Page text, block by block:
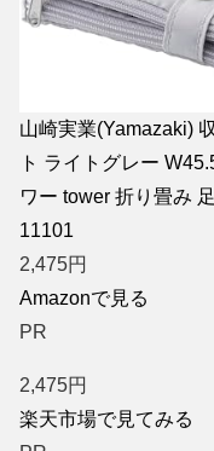
山崎実業(Yamazaki)
ト ライトグレー
ワー tower 折り畳み
11101
2,475円
Amazonで見る
PR
2,475円
楽天市場で見てみる